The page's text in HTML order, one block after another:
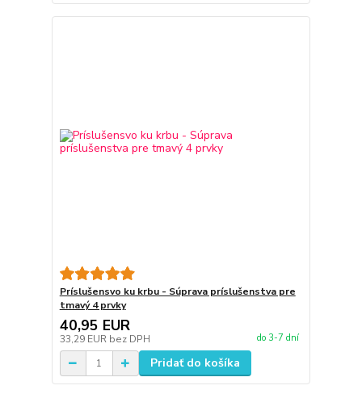
Príslušensvo ku krbu - Súprava príslušenstva pre
tmavý 4 prvky
40,95 EUR
33,29 EUR bez DPH do 3-7 dní
Pridať do košíka